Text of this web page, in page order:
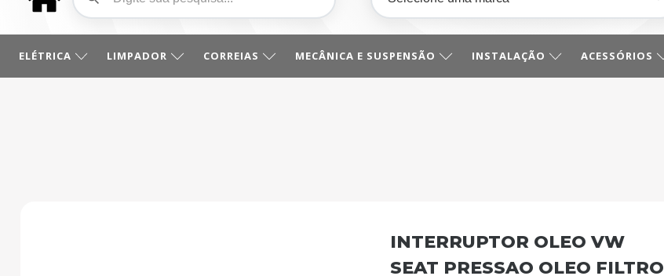
ELÉTRICA LIMPADOR CORREIAS MECÂNICA E SUSPENSÃO INSTALAÇÃO ACESSÓRIOS
INTERRUPTOR OLEO VW
SEAT PRESSAO OLEO FILTRO